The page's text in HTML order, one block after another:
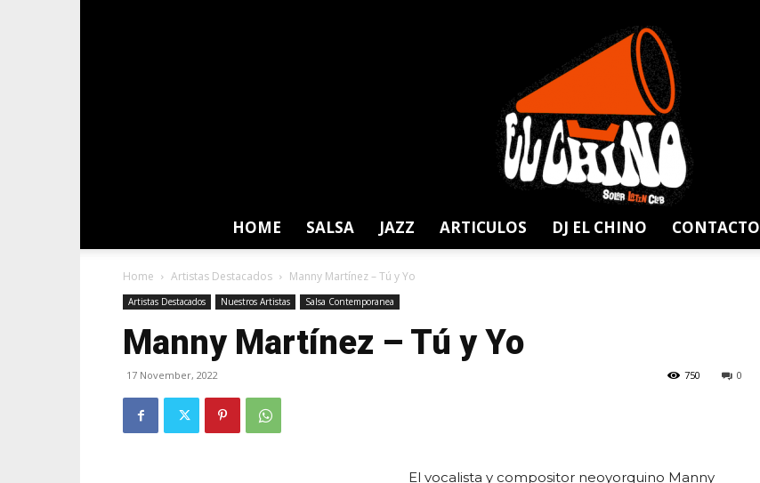
HOME SALSA JAZZ ARTICULOS DJ EL CHINO CONTACTO
Home Artistas Destacados Manny Martínez – Tú y Yo
Artistas Destacados Nuestros Artistas Salsa Contemporanea
Manny Martínez – Tú y Yo
17 November, 2022 0
750
El vocalista y compositor neoyorquino Manny